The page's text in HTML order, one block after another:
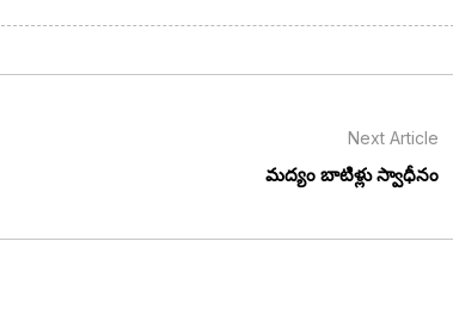
Next Article
మద్యం బాటిళ్లు స్వాధీనం